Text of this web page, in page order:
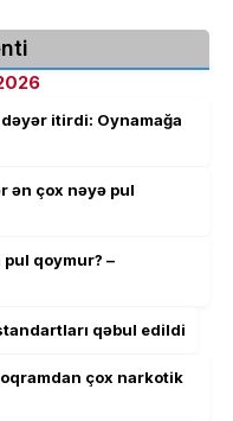
itirdi: Oynamağa
ən çox nəyə pul
qoymur? –
qəbul edildi
çox narkotik